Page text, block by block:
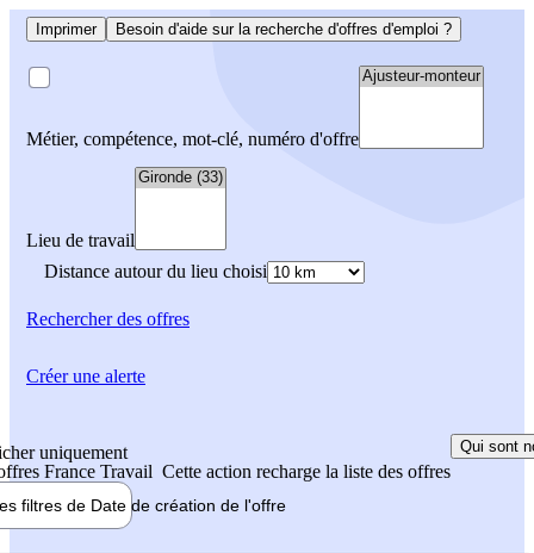
Imprimer Besoin d'aide sur la recherche d'offres d'emploi ?
Métier, compétence, mot-clé, numéro d'offre
Lieu de travail
Distance autour du lieu choisi
Rechercherdes offres
uniquement
France Travail Cette action recharge la liste des offres
Qui sont
filtres de Date de création de l'offre
Créer une alerte